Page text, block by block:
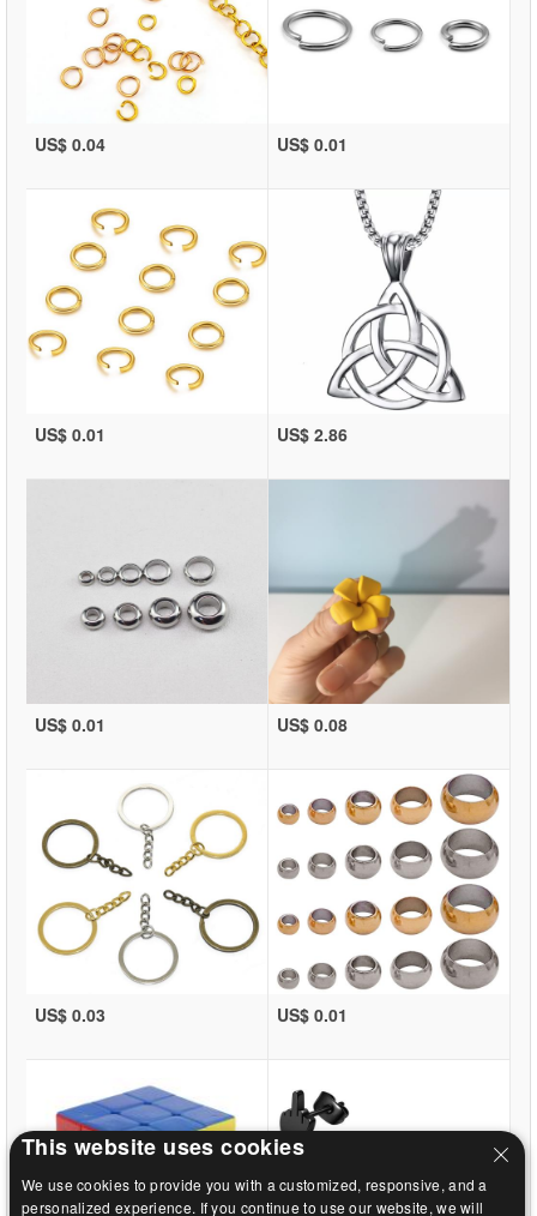
US$ 0.04 US$ 0.01
US$ 0.01 US$ 2.86
US$ 0.01 US$ 0.08
US$ 0.03 US$ 0.01
This website uses cookies
We use cookies to provide you with a customized, responsive, and a
personalized experience. If you continue to use our website, we will